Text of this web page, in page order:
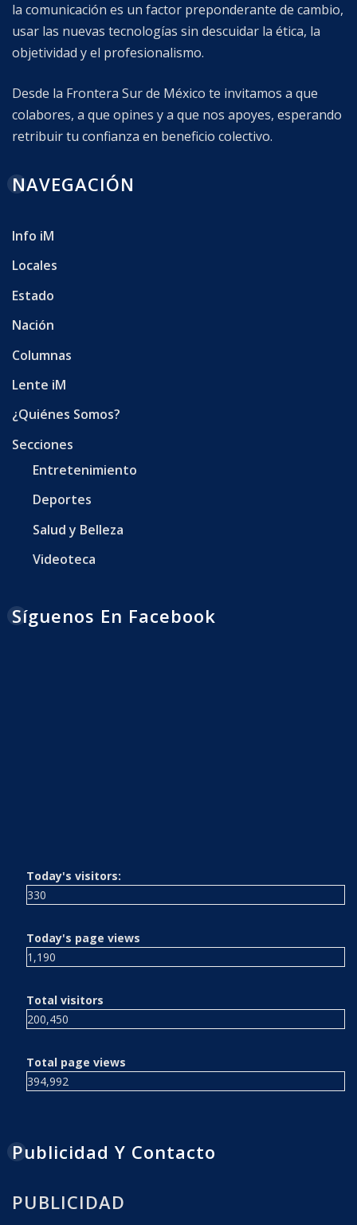
la comunicación es un factor preponderante de cambio,
usar las nuevas tecnologías sin descuidar la ética, la
objetividad y el profesionalismo.
Desde la Frontera Sur de México te invitamos a que
colabores, a que opines y a que nos apoyes, esperando
retribuir tu confianza en beneficio colectivo.
NAVEGACIÓN
Info iM
Locales
Estado
Nación
Columnas
Lente iM
¿Quiénes Somos?
Secciones
Entretenimiento
Deportes
Salud y Belleza
Videoteca
Síguenos En Facebook
Today's visitors:
330
Today's page views
1,190
Total visitors
200,450
Total page views
394,992
Publicidad Y Contacto
PUBLICIDAD